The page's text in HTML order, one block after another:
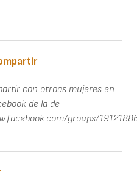
con otroas mujeres en
de la de
groups/